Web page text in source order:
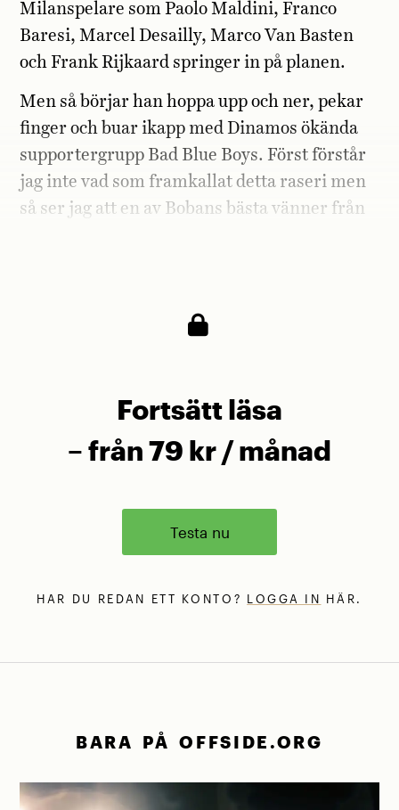
Milanspelare som Paolo Maldini, Franco
Baresi, Marcel Desailly, Marco Van Basten
och Frank Rijkaard springer in på planen.
Men så börjar han hoppa upp och ner, pekar
finger och buar ikapp med Dinamos ökända
supportergrupp Bad Blue Boys. Först förstår
jag inte vad som framkallat detta raseri men
så ser jag att en av Bobans bästa vänner från
Fortsätt läsa
– från 79 kr / månad
Testa nu
HAR DU REDAN ETT KONTO? LOGGA IN HÄR.
BARA PÅ OFFSIDE.ORG